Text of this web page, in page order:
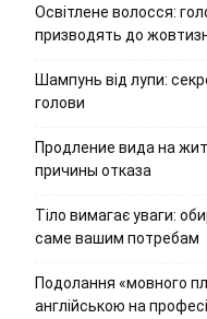
Освітлене волосся:
призводять до
Шампунь від лупи:
голови
Продление вида на
причины отказа
Тіло вимагає уваги:
саме вашим потребам
Подолання «мовного
англійською на